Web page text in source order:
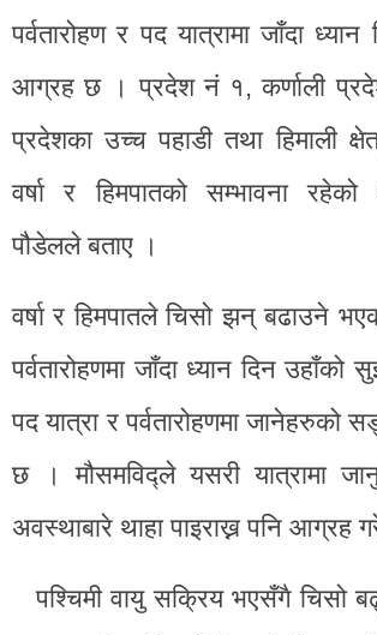
पर्वतारोहण र पद यात्रामा जाँदा
आग्रह छ । प्रदेश नं १, कर्णाली
प्रदेशका उच्च पहाडी तथा हिमाली
वर्षा र हिमपातको सम्भावना
पौडेलले बताए ।
वर्षा र हिमपातले चिसो झन् बढाउने
पर्वतारोहणमा जाँदा ध्यान दिन
पद यात्रा र पर्वतारोहणमा जानेहरुको
छ । मौसमविद्ले यसरी यात्रामा
अवस्थाबारे थाहा पाइराख्न पनि आग्रह
पश्चिमी वायु सक्रिय भएसँगै चिसो